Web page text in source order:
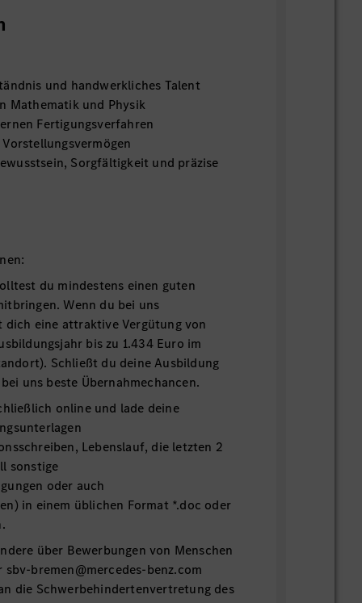
und handwerkliches Talent
Mathematik und Physik
Fertigungsverfahren
Sorgfältigkeit und präzise
du mindestens einen guten
Wenn du bei uns
eine attraktive Vergütung von
bis zu 1.434 Euro im
Schließt du deine Ausbildung
uns beste Übernahmechancen.
online und lade deine
Lebenslauf, die letzten 2
sonstige
oder auch
in einem üblichen Format *.doc oder
über Bewerbungen von Menschen
bremen@mercedes-benz.com
die Schwerbehindertenvertretung des